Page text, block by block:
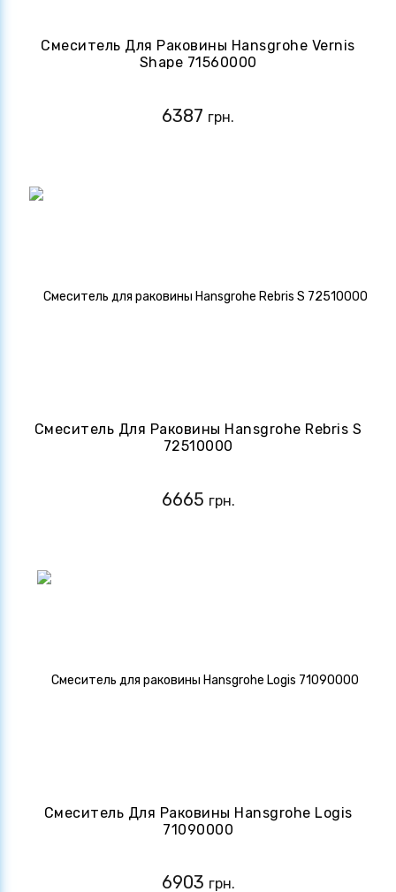
Смеситель Для Раковины Hansgrohe Vernis
Shape 71560000
6387 грн.
Смеситель Для Раковины Hansgrohe Rebris S
72510000
6665 грн.
Смеситель Для Раковины Hansgrohe Logis
71090000
6903 грн.